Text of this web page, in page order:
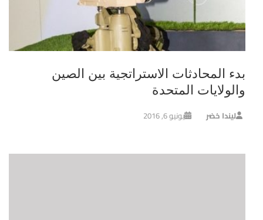
بدء المحادثات الاستراتجية بين الصين
والولايات المتحدة
ليندا خضر يونيو 6, 2016